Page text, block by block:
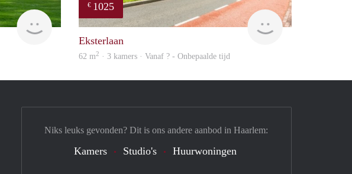
finder
€ 1025
finder
Eksterlaan
62 m2 · 3 kamers · Vanaf ? - Onbepaalde tijd
Niks leuks gevonden? Dit is ons andere aanbod in Haarlem:
Kamers Studio's Huurwoningen